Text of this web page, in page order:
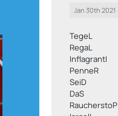
Jan 30th 2021
TegeL
RegaL
InflagrantI
PenneR
SeiD
DaS
RaucherstoP